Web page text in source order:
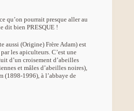
qu’on pourrait presque aller au
dit bien PRESQUE !
aussi (Origine) Frère Adam) est
les apiculteurs. C’est une
d’un croisement d’abeilles
et mâles d’abeilles noires),
(1898-1996), à l’abbaye de